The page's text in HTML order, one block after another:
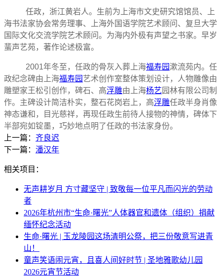
任政，浙江黄岩人。生前为上海市文史研究馆馆员、上
海书法家协会常务理事、上海外国语学院艺术顾问、复旦大学
国际文化交流学院艺术顾问。为海内外极有声望之书家。早岁
蜚声艺苑，著作论述极富。
2001年冬至，任政的骨灰入葬上海福寿园漱流苑内。任
政纪念碑由上海福寿园 艺术创作室整体策划设计，人物雕像由
雕塑家王松引创作，碑石、高浮雕由上海杨艺 园林有限公司制
作。主碑设计简洁朴实，整石花岗岩上，高浮雕任政半身肖像
神态谦和，目光慈祥，再现任政生前待人接物的神情，碑体下
半部宛如锭墨，巧妙地点明了任政的书法家身份。
上一篇： 齐良迟
下一篇： 潘汉年
相关项目：
无声耕岁月 方寸藏坚守 | 致敬每一位平凡而闪光的劳动
者
2026年杭州市“生命·曙光”人体器官和遗体（组织）捐献
缅怀纪念活动
生命·曙光 | 玉龙陵园这场清明公祭，把三份敬意写进青
山！
童声笑语闹元宵，且喜人间好时节 | 圣地雅歌幼儿园
2026元宵节活动